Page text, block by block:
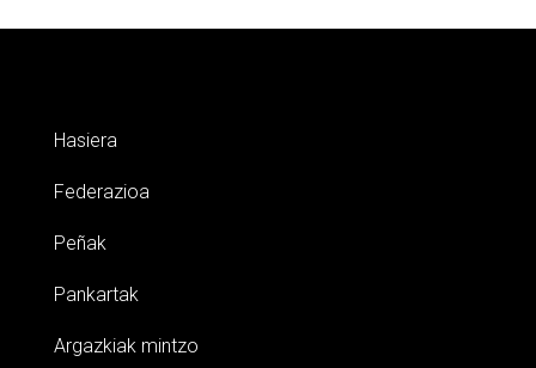
Hasiera
Federazioa
Peñak
Pankartak
Argazkiak mintzo